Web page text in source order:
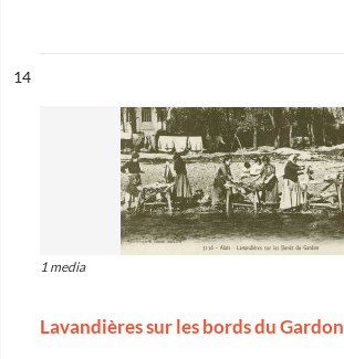
n°
14
1 media
Lavandières sur les bords du Gardon